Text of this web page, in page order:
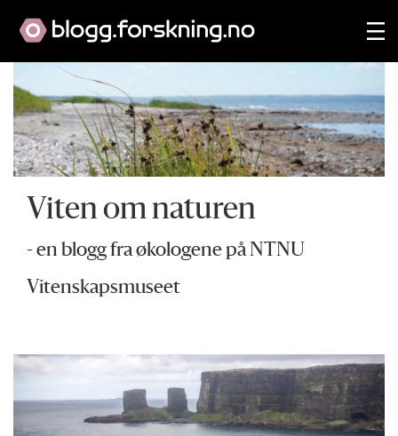
Viten om naturen
- en blogg fra økologene på NTNU
Vitenskapsmuseet